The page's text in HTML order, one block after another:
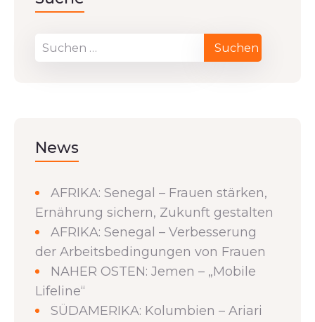
News
AFRIKA: Senegal – Frauen stärken,
Ernährung sichern, Zukunft gestalten
AFRIKA: Senegal – Verbesserung
der Arbeitsbedingungen von Frauen
NAHER OSTEN: Jemen – „Mobile
Lifeline“
SÜDAMERIKA: Kolumbien – Ariari